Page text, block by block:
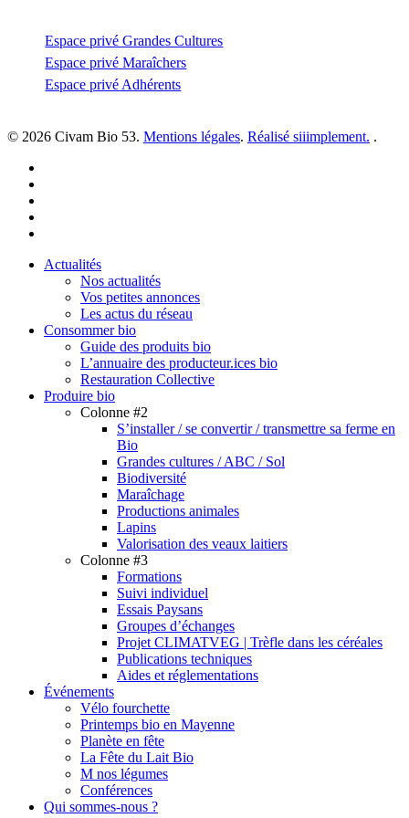
Espace privé Grandes Cultures
Espace privé Maraîchers
Espace privé Adhérents
© 2026 Civam Bio 53. Mentions légales. Réalisé siiimplement. .
Close
Actualités
Nos actualités
Vos petites annonces
Les actus du réseau
Consommer bio
Guide des produits bio
L’annuaire des producteur.ices bio
Restauration Collective
Produire bio
Colonne #2
S’installer / se convertir / transmettre sa ferme en
Bio
Grandes cultures / ABC / Sol
Biodiversité
Maraîchage
Productions animales
Lapins
Valorisation des veaux laitiers
Colonne #3
Formations
Suivi individuel
Essais Paysans
Groupes d’échanges
Projet CLIMATVEG | Trèfle dans les céréales
Publications techniques
Aides et réglementations
Événements
Vélo fourchette
Printemps bio en Mayenne
Planète en fête
La Fête du Lait Bio
M nos légumes
Conférences
Qui sommes-nous ?